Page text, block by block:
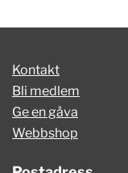
Kontakt
Bli medlem
Ge en gåva
Webbshop